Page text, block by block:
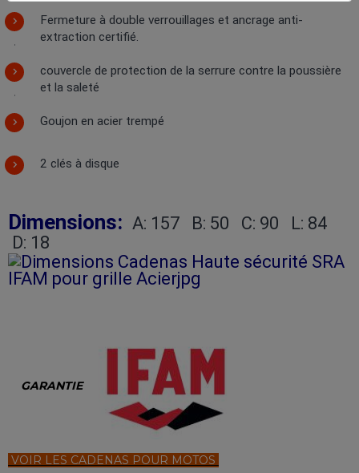
Fermeture à double verrouillages et ancrage anti-
extraction certifié.
couvercle de protection de la serrure contre la poussière
et la saleté
Goujon en acier trempé
2 clés à disque
Dimensions: A: 157 B: 50 C: 90 L: 84
D: 18
GARANTIE
VOIR LES CADENAS POUR MOTOS